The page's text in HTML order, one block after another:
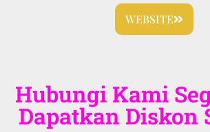
WEBSITE
Hubungi Kami
Dapatkan Diskon